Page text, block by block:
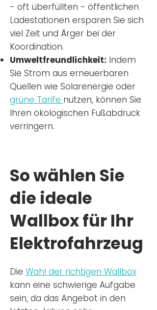
- oft überfüllten - öffentlichen
Ladestationen ersparen Sie sich
viel Zeit und Ärger bei der
Koordination.
Umweltfreundlichkeit: Indem
Sie Strom aus erneuerbaren
Quellen wie Solarenergie oder
grüne Tarife nutzen, können Sie
Ihren ökologischen Fußabdruck
verringern.
So wählen Sie
die ideale
Wallbox für Ihr
Elektrofahrzeug
Die Wahl der richtigen Wallbox
kann eine schwierige Aufgabe
sein, da das Angebot in den